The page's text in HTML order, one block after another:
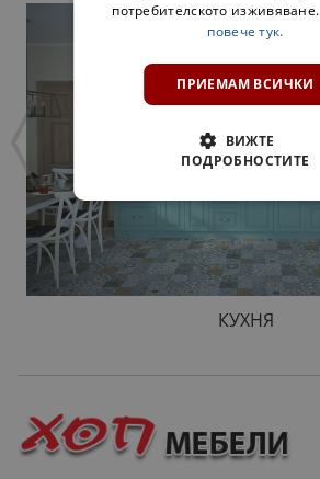
КУХНЯ
потребителското изживяване.
повече тук.
ПРИЕМАМ ВСИЧКИ
ВИЖТЕ
ПОДРОБНОСТИТЕ